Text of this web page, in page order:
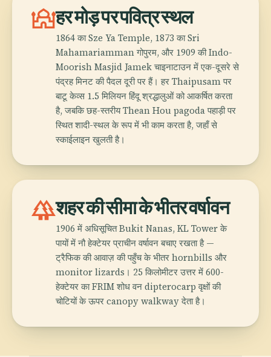
mosqueहर मोड़ पर पवित्र स्थल
1864 का Sze Ya Temple, 1873 का Sri
Mahamariamman गोपुरम, और 1909 की Indo-
Moorish Masjid Jamek चाइनाटाउन में एक-दूसरे से
पंद्रह मिनट की पैदल दूरी पर हैं। हर Thaipusam पर
बाटू केव्स 1.5 मिलियन हिंदू श्रद्धालुओं को आकर्षित करता
है, जबकि छह-स्तरीय Thean Hou pagoda पहाड़ी पर
स्थित शादी-स्थल के रूप में भी काम करता है, जहाँ से
स्काईलाइन खुलती है।
forestशहर की सीमा के भीतर वर्षावन
1906 में अधिसूचित Bukit Nanas, KL Tower के
पायों में नौ हेक्टेयर प्राचीन वर्षावन बचाए रखता है —
ट्रैफिक की आवाज़ की पहुँच के भीतर hornbills और
monitor lizards। 25 किलोमीटर उत्तर में 600-
हेक्टेयर का FRIM शोध वन dipterocarp वृक्षों की
चोटियों के ऊपर canopy walkway देता है।